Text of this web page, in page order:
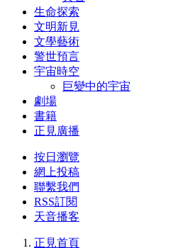
生命探索
文明新見
文學藝術
警世預言
宇宙時空
巨變中的宇宙
劇場
書籍
正見廣播
按日瀏覽
網上投稿
聯繫我們
RSS訂閱
天音播客
正見首頁